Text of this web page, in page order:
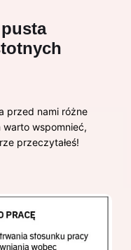
przed nami różne
wspomnieć,
przeczytałeś!